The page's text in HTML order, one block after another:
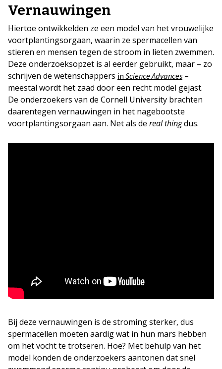
Vernauwingen
Hiertoe ontwikkelden ze een model van het vrouwelijke
voortplantingsorgaan, waarin ze spermacellen van
stieren en mensen tegen de stroom in lieten zwemmen.
Deze onderzoeksopzet is al eerder gebruikt, maar – zo
schrijven de wetenschappers in Science Advances –
meestal wordt het zaad door een recht model gejast.
De onderzoekers van de Cornell University brachten
daarentegen vernauwingen in het nagebootste
voortplantingsorgaan aan. Net als de real thingdus.
Bij deze vernauwingen is de stroming sterker, dus
spermacellen moeten aardig wat in hun mars hebben
om het vocht te trotseren. Hoe? Met behulp van het
model konden de onderzoekers aantonen dat snel